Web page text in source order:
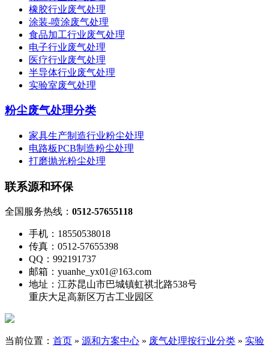
橡胶行业废气处理
涂装-喷涂废气处理
食品加工行业废气处理
电子行业废气处理
医疗行业废气处理
半导体行业废气处理
实验室废气处理
粉尘废气处理分类
家具生产制造行业粉尘处理
电路板PCB制造粉尘处理
打磨抛光粉尘处理
联系源和环保
全国服务热线： 0512-57655118
手机：18550538018
传真：0512-57655398
QQ：992191737
邮箱：yuanhe_yx01@163.com
地址：江苏昆山市巴城镇虹祺北路538号
重庆大足高新区万古工业园区
当前位置： 首页 » 源和方案中心 » 废气处理按行业分类 » 实验